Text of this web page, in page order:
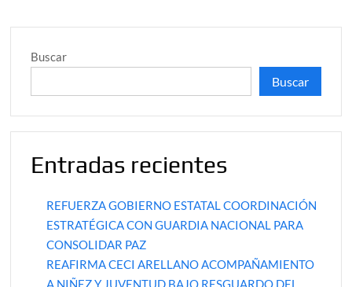
Buscar
Buscar
Entradas recientes
REFUERZA GOBIERNO ESTATAL COORDINACIÓN
ESTRATÉGICA CON GUARDIA NACIONAL PARA
CONSOLIDAR PAZ
REAFIRMA CECI ARELLANO ACOMPAÑAMIENTO
A NIÑEZ Y JUVENTUD BAJO RESGUARDO DEL